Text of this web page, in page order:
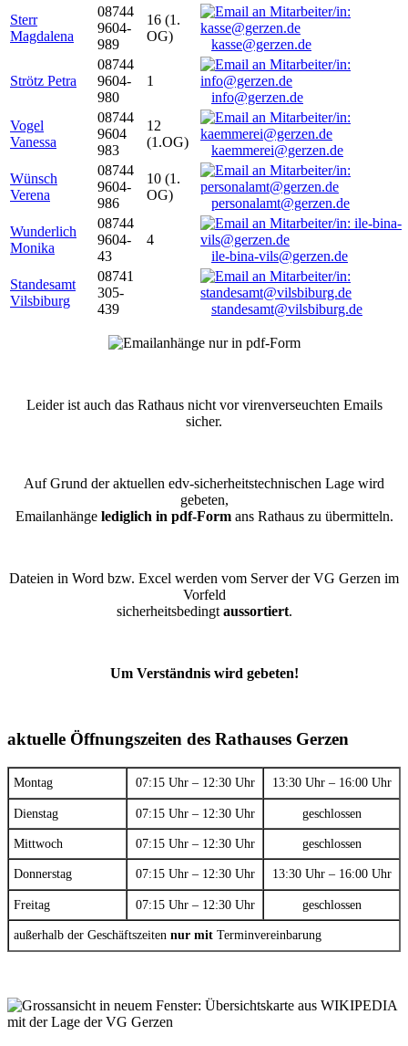
Sterr
Magdalena
08744
9604-
989
16 (1.
OG)
kasse@gerzen.de
Strötz Petra
08744
9604-
980
1
info@gerzen.de
Vogel
Vanessa
08744
9604
983
12
(1.OG)
kaemmerei@gerzen.de
Wünsch
Verena
08744
9604-
986
10 (1.
OG)
personalamt@gerzen.de
Wunderlich
Monika
08744
9604-
43
4
ile-bina-vils@gerzen.de
Standesamt
Vilsbiburg
08741
305-
439
standesamt@vilsbiburg.de
Leider ist auch das Rathaus nicht vor virenverseuchten Emails
sicher.
Auf Grund der aktuellen edv-sicherheitstechnischen Lage wird
gebeten,
Emailanhänge lediglich in pdf-Formans Rathaus zu übermitteln.
Dateien in Word bzw. Excel werden vom Server der VG Gerzen im
Vorfeld
sicherheitsbedingt aussortiert.
Um Verständnis wird gebeten!
aktuelle Öffnungszeiten des Rathauses Gerzen
Montag 07:15 Uhr – 12:30 Uhr 13:30 Uhr – 16:00 Uhr
Dienstag 07:15 Uhr – 12:30 Uhr geschlossen
Mittwoch 07:15 Uhr – 12:30 Uhr geschlossen
Donnerstag 07:15 Uhr – 12:30 Uhr 13:30 Uhr – 16:00 Uhr
Freitag 07:15 Uhr – 12:30 Uhr geschlossen
außerhalb der Geschäftszeiten nur mit Terminvereinbarung